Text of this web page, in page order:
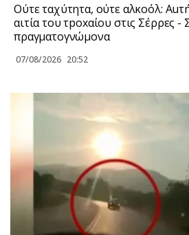
Ούτε ταχύτητα, ούτε αλκοόλ:
αιτία του τpoxαίου στις Σέρρες
πραγματογνώμονα
07/08/2026 20:52